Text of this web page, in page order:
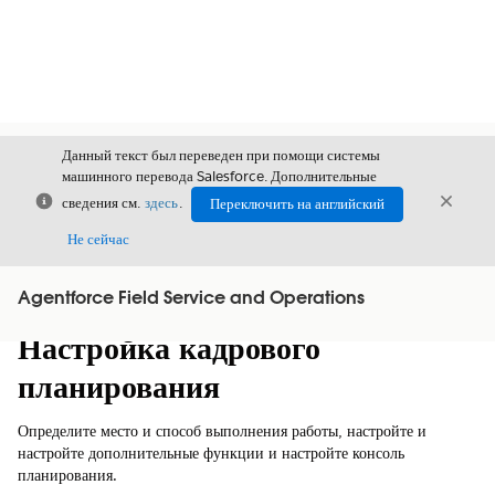
Закрыть
Данный текст был переведен при помощи системы
машинного перевода Salesforce. Дополнительные
сведения см. здесь.
Переключить на английский
Не сейчас
Agentforce Field Service and Operations
Показать содержание
Содержание
Настройка кадрового
планирования
Определите место и способ выполнения работы, настройте и
настройте дополнительные функции и настройте консоль
планирования.